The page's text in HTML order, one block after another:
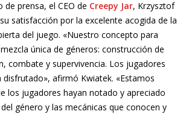
de prensa, el CEO de Creepy Jar, Krzysztof
satisfacción por la excelente acogida de la
del juego. «Nuestro concepto para
única de géneros: construcción de
combate y supervivencia. Los jugadores
afirmó Kwiatek. «Estamos
los jugadores hayan notado y apreciado
género y las mecánicas que conocen y